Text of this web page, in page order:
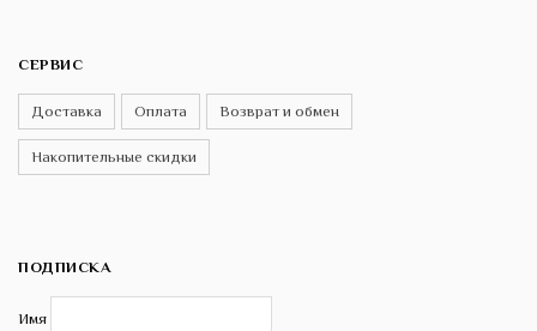
СЕРВИС
Доставка Оплата Возврат и обмен
Накопительные скидки
ПОДПИСКА
Имя